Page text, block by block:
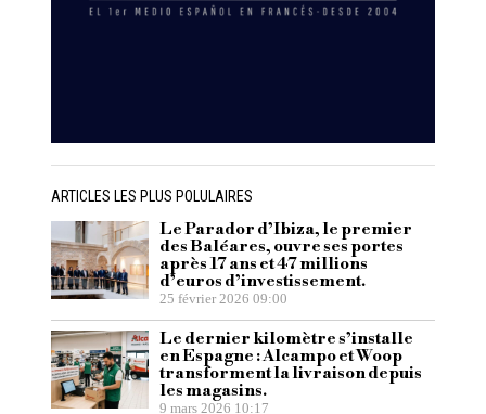
ARTICLES LES PLUS POLULAIRES
Le Parador d’Ibiza, le premier
des Baléares, ouvre ses portes
après 17 ans et 47 millions
d’euros d’investissement.
25 février 2026 09:00
Le dernier kilomètre s’installe
en Espagne : Alcampo et Woop
transforment la livraison depuis
les magasins.
9 mars 2026 10:17